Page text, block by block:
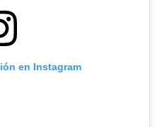
en Instagram